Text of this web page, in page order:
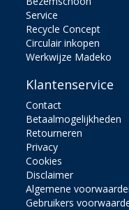
Service
Recycle Concept
Circulair inkopen
Werkwijze Madeko
Klantenservice
Contact
Betaalmogelijkheden
Retourneren
Privacy
Cookies
Disclaimer
Algemene
Gebruikers